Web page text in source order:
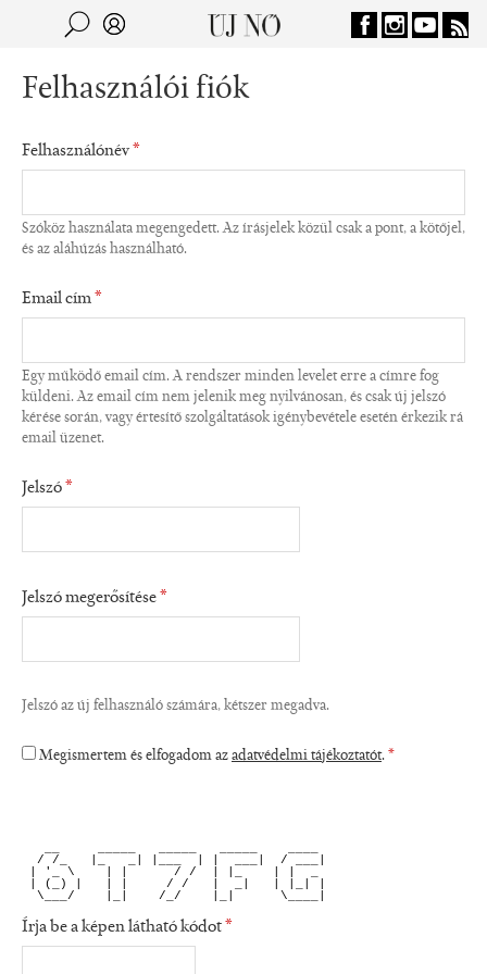
Jump to navigation
Felhasználói fiók
Felhasználónév*
Szóköz használata megengedett. Az írásjelek közül csak a pont, a kötőjel,
és az aláhúzás használható.
Email cím*
Egy működő email cím. A rendszer minden levelet erre a címre fog
küldeni. Az email cím nem jelenik meg nyilvánosan, és csak új jelszó
kérése során, vagy értesítő szolgáltatások igénybevétele esetén érkezik rá
email üzenet.
Jelszó*
Jelszó megerősítése*
Jelszó az új felhasználó számára, kétszer megadva.
Megismertem és elfogadom az adatvédelmi tájékoztatót. *
  / /_   |_   _| |___  | |  ___|  / ___|
| '_ \    | |      / /  | |_    | |  _
| (_) |   | |     / /   |  _|   | |_| |
  \___/    |_|    /_/    |_|      \____|
Írja be a képen látható kódot*